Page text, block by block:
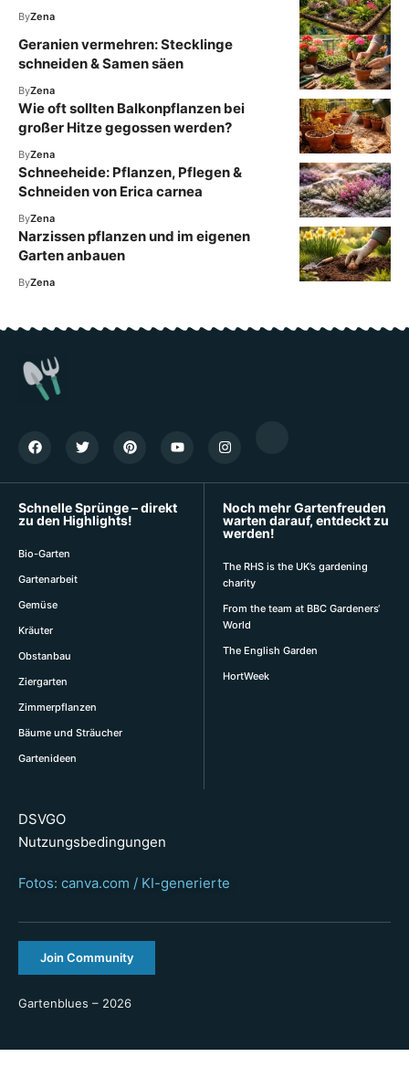
ByZena
Geranien vermehren: Stecklinge
schneiden & Samen säen
ByZena
Wie oft sollten Balkonpflanzen bei
großer Hitze gegossen werden?
ByZena
Schneeheide: Pflanzen, Pflegen &
Schneiden von Erica carnea
ByZena
Narzissen pflanzen und im eigenen
Garten anbauen
ByZena
Schnelle Sprünge – direkt
zu den Highlights!
Bio-Garten
Gartenarbeit
Gemüse
Kräuter
Obstanbau
Ziergarten
Zimmerpflanzen
Bäume und Sträucher
Gartenideen
Noch mehr Gartenfreuden
warten darauf, entdeckt zu
werden!
The RHS is the UK’s gardening
charity
From the team at BBC Gardeners‘
World
The English Garden
HortWeek
DSVGO
Nutzungsbedingungen
Fotos: canva.com / KI-generierte
Join Community
Gartenblues – 2026